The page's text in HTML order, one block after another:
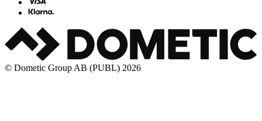
© Dometic Group AB (PUBL) 2026